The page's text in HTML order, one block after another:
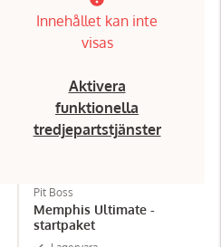
Innehållet kan inte
visas
Aktivera
funktionella
tredjepartstjänster
Pit Boss
Memphis Ultimate -
startpaket